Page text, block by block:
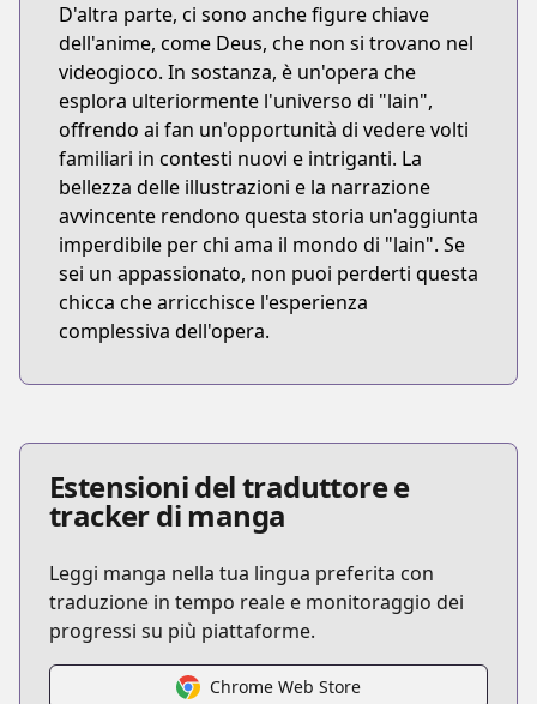
D'altra parte, ci sono anche figure chiave
dell'anime, come Deus, che non si trovano nel
videogioco. In sostanza, è un'opera che
esplora ulteriormente l'universo di "lain",
offrendo ai fan un'opportunità di vedere volti
familiari in contesti nuovi e intriganti. La
bellezza delle illustrazioni e la narrazione
avvincente rendono questa storia un'aggiunta
imperdibile per chi ama il mondo di "lain". Se
sei un appassionato, non puoi perderti questa
chicca che arricchisce l'esperienza
complessiva dell'opera.
Estensioni del traduttore e
tracker di manga
Leggi manga nella tua lingua preferita con
traduzione in tempo reale e monitoraggio dei
progressi su più piattaforme.
Chrome Web Store